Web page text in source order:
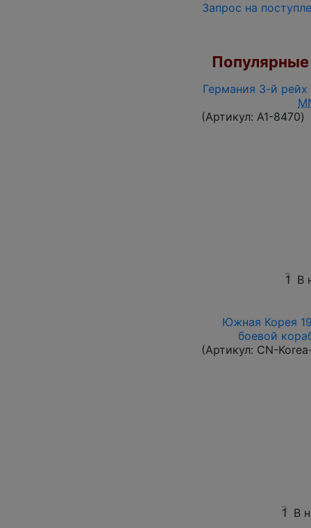
Запрос на
Германия 3-й рейх
(Артикул: A1-8470)
1 В
Южная Корея
боевой
(Артикул: CN-
1 В